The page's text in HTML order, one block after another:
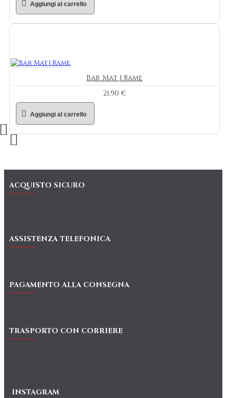
Aggiungi al carrello
Bar Mat | Rame
21,90 €
Aggiungi al carrello
ACQUISTO SICURO
ASSISTENZA TELEFONICA
PAGAMENTO ALLA CONSEGNA
TRASPORTO CON CORRIERE
INSTAGRAM